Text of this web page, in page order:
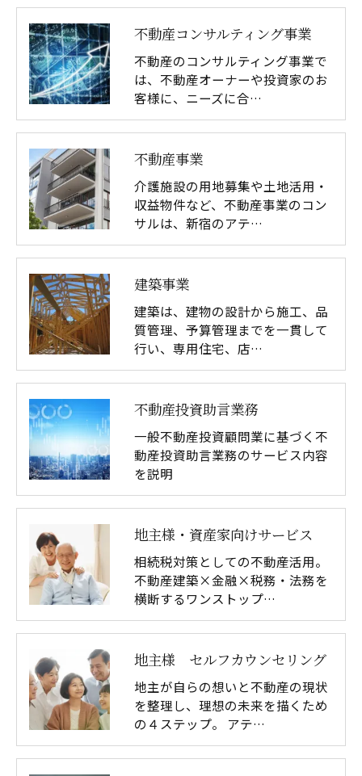
不動産コンサルティング事業
不動産のコンサルティング事業で
は、不動産オーナーや投資家のお
客様に、ニーズに合…
不動産事業
介護施設の用地募集や土地活用・
収益物件など、不動産事業のコン
サルは、新宿のアテ…
建築事業
建築は、建物の設計から施工、品
質管理、予算管理までを一貫して
行い、専用住宅、店…
不動産投資助言業務
一般不動産投資顧問業に基づく不
動産投資助言業務のサービス内容
を説明
地主様・資産家向けサービス
相続税対策としての不動産活用。
不動産建築×金融×税務・法務を
横断するワンストップ…
地主様 セルフカウンセリング
地主が自らの想いと不動産の現状
を整理し、理想の未来を描くため
の４ステップ。 アテ…